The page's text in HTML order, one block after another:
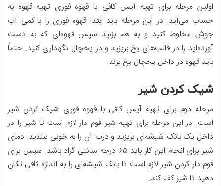
اولین مرحله برای تهیه آیس کافی با قهوه فوری تهیه قهوه به
حساب می‌آید. در این مرحله باید ابتدا قهوه فوری را با کمی آب
جوش مخلوط کنید و به هم بزنید سپس قهوه‌ای که به دست
آورده‌اید را در قالب‌های یخ بریزید و در یخچال نگهداری کنید. حتماً
باید قهوه در داخل یخچال یخ بزند.
شیک کردن شیر
مرحله دوم برای تهیه آیس کافی با قهوه فوری شیک کردن شیر
است. در این مرحله برای تهیه شیر فوم دار لازم است تا شیر را در
داخل یک بانک شیشه‌ای بریزید و درب آن را به‌ خوبی ببندید. دمای
شیر برای انجام این کار باید ۶۵ درجه سانتی گراد باشد. سپس برای
فوم دار کردن شیر لازم است تا بانک شیشه‌ای را به اندازه کافی تکان
دهید تا شیر کف کند.